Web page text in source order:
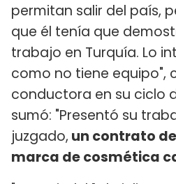
permitan salir del país,
que él tenía que
trabajo en Turquía. Lo
como no tiene equipo",
conductora en su ciclo
sumó: "Presentó su
juzgado, un contrato
marca de cosmética